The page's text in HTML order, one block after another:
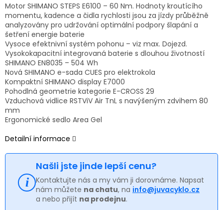
Motor SHIMANO STEPS E6100 – 60 Nm. Hodnoty kroutícího
momentu, kadence a čidla rychlosti jsou za jízdy průběžně
analyzovány pro udržování optimální podpory šlapání a
šetření energie baterie
Vysoce efektnivní systém pohonu – viz max. Dojezd.
Vysokokapacitní integrovaná baterie s dlouhou životností
SHIMANO EN8035 – 504 Wh
Nová SHIMANO e-sada CUES pro elektrokola
Kompaktní SHIMANO display E7000
Pohodlná geometrie kategorie E-CROSS 29
Vzduchová vidlice RSTViV Air TnL s navýšeným zdvihem 80
mm
Ergonomické sedlo Area Gel
Detailní informace
Našli jste jinde lepší cenu?
Kontaktujte nás a my vám ji dorovnáme. Napsat
nám můžete na chatu, na info@juvacyklo.cz
a nebo přijít na prodejnu.